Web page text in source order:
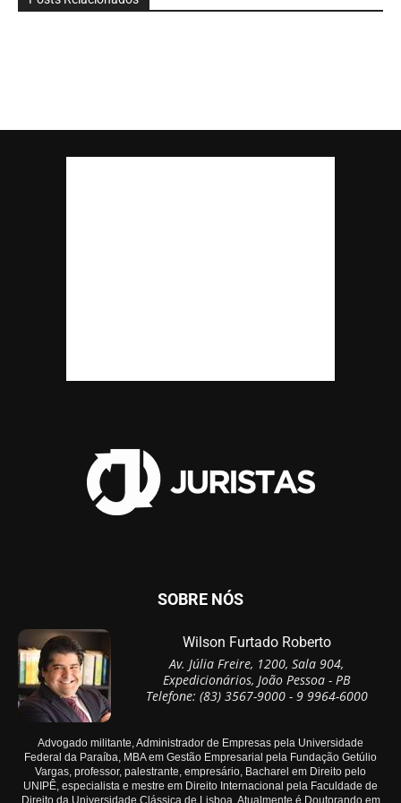
SOBRE NÓS
Wilson Furtado Roberto
Av. Júlia Freire, 1200, Sala 904,
Expedicionários, João Pessoa - PB
Telefone: (83) 3567-9000 - 9 9964-6000
Advogado militante, Administrador de Empresas pela Universidade
Federal da Paraíba, MBA em Gestão Empresarial pela Fundação Getúlio
Vargas, professor, palestrante, empresário, Bacharel em Direito pelo
UNIPÊ, especialista e mestre em Direito Internacional pela Faculdade de